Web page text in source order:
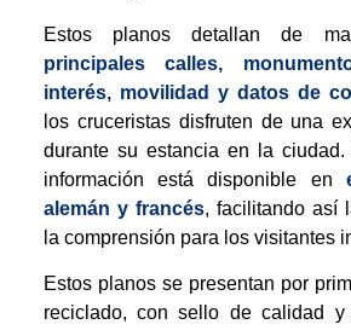
Estos planos detallan de
principales calles,
interés, movilidad y datos de
los cruceristas disfruten de una
durante su estancia en la ciudad.
información está disponible en
alemán y francés, facilitando así
la comprensión para los visitantes
Estos planos se presentan por
reciclado, con sello de calidad y